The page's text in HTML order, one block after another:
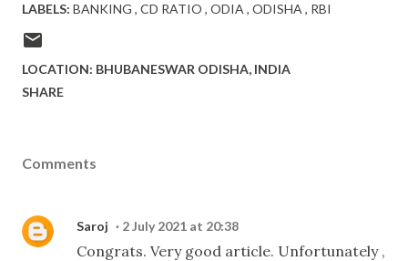
LABELS: BANKING CD RATIO ODIA ODISHA RBI
LOCATION: BHUBANESWAR ODISHA, INDIA
SHARE
Comments
Saroj 2 July 2021 at 20:38
Congrats. Very good article. Unfortunately ,